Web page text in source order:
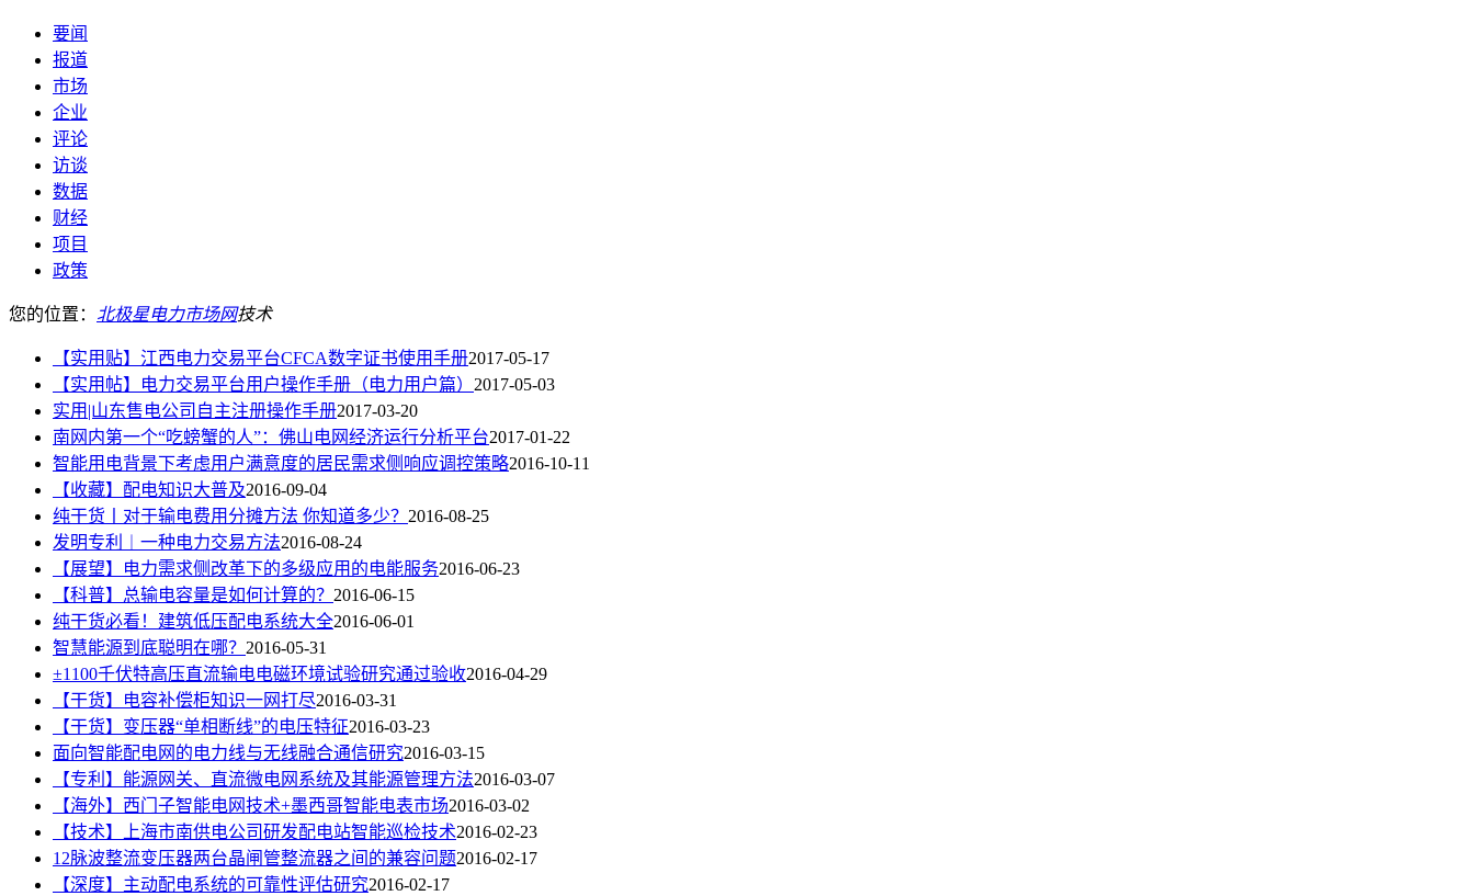
要闻
报道
市场
企业
评论
访谈
数据
财经
项目
政策
您的位置： 北极星电力市场网技术
【实用贴】江西电力交易平台CFCA数字证书使用手册2017-05-17
【实用帖】电力交易平台用户操作手册（电力用户篇） 2017-05-03
实用|山东售电公司自主注册操作手册2017-03-20
南网内第一个“吃螃蟹的人”：佛山电网经济运行分析平台2017-01-22
智能用电背景下考虑用户满意度的居民需求侧响应调控策略2016-10-11
【收藏】配电知识大普及2016-09-04
纯干货丨对于输电费用分摊方法 你知道多少？ 2016-08-25
发明专利︱一种电力交易方法2016-08-24
【展望】电力需求侧改革下的多级应用的电能服务2016-06-23
【科普】总输电容量是如何计算的？ 2016-06-15
纯干货必看！建筑低压配电系统大全2016-06-01
智慧能源到底聪明在哪？ 2016-05-31
±1100千伏特高压直流输电电磁环境试验研究通过验收2016-04-29
【干货】电容补偿柜知识一网打尽2016-03-31
【干货】变压器“单相断线”的电压特征2016-03-23
面向智能配电网的电力线与无线融合通信研究2016-03-15
【专利】能源网关、直流微电网系统及其能源管理方法2016-03-07
【海外】西门子智能电网技术+墨西哥智能电表市场2016-03-02
【技术】上海市南供电公司研发配电站智能巡检技术2016-02-23
12脉波整流变压器两台晶闸管整流器之间的兼容问题2016-02-17
【深度】主动配电系统的可靠性评估研究2016-02-17